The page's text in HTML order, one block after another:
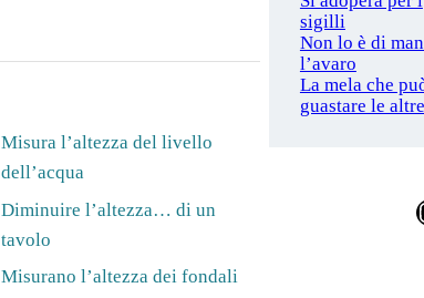
Misura l’altezza del livello
dell’acqua
Diminuire l’altezza… di un
tavolo
Misurano l’altezza dei fondali
sigilli
Non lo è di
l’avaro
La mela che
guastare le altre